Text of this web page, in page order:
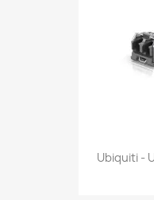
Ubiquiti -